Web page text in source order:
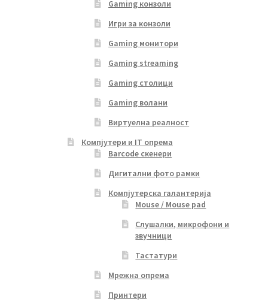
Gaming конзоли
Игри за конзоли
Gaming монитори
Gaming streaming
Gaming столици
Gaming волани
Виртуелна реалност
Компјутери и IT опрема
Barcode скенери
Дигитални фото рамки
Компјутерска галантерија
Mouse / Mouse pad
Слушалки, микрофони и
звучници
Тастатури
Мрежна опрема
Принтери